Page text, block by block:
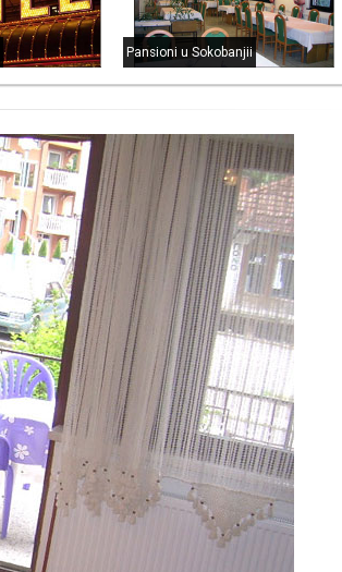
Pansioni u Sokobanjii